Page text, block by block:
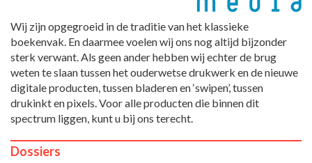
Wij zijn opgegroeid in de traditie van het klassieke
boekenvak. En daarmee voelen wij ons nog altijd bijzonder
sterk verwant. Als geen ander hebben wij echter de brug
weten te slaan tussen het ouderwetse drukwerk en de nieuwe
digitale producten, tussen bladeren en ‘swipen’, tussen
drukinkt en pixels. Voor alle producten die binnen dit
spectrum liggen, kunt u bij ons terecht.
Dossiers